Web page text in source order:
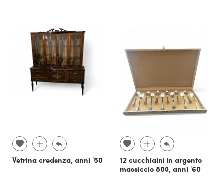
Vetrina credenza, anni '50
12 cucchiaini in argento
massiccio 800, anni '60